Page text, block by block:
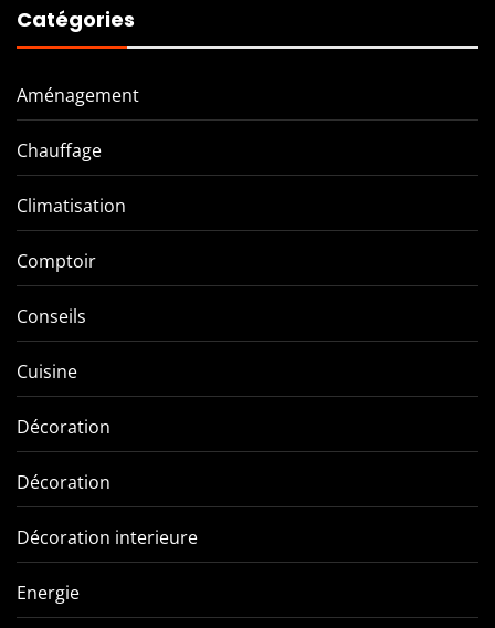
Catégories
Aménagement
Chauffage
Climatisation
Comptoir
Conseils
Cuisine
Décoration
Décoration
Décoration interieure
Energie